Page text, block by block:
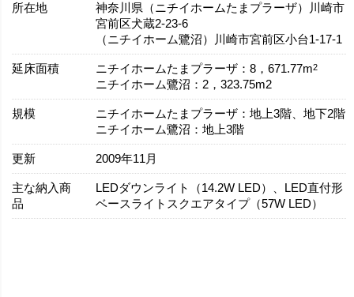
所在地
神奈川県（ニチイホームたまプラーザ）川崎市
宮前区犬蔵2-23-6
（ニチイホーム鷺沼）川崎市宮前区小台1-17-1
延床面積 ニチイホームたまプラーザ：8，671.77m2
ニチイホーム鷺沼：2，323.75m2
規模
ニチイホームたまプラーザ：地上3階、地下2階
ニチイホーム鷺沼：地上3階
更新 2009年11月
主な納入商
品
LEDダウンライト（14.2W LED）、LED直付形
ベースライトスクエアタイプ（57W LED）